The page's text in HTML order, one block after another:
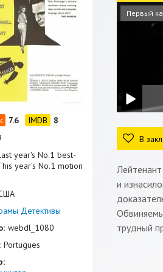
Первый
В
и
трудный
7.6
8
year's No.1 best-
year's No.1 motion
Детективы
webdl_1080
Portugues